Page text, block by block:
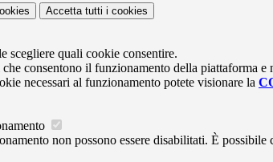
Accetta tutti i cookies
scegliere quali cookie consentire.
consentono il funzionamento della piattaforma e
necessari al funzionamento potete visionare la
non possono essere disabilitati. È